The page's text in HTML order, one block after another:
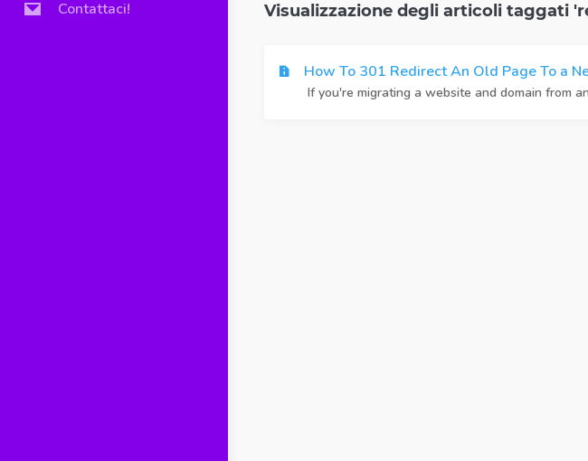
Contattaci! Visualizzazione degli articoli taggati
How To 301 Redirect An Old Page To a
If you're migrating a website and domain from